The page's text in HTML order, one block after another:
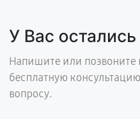
У Вас
Напишите или позвоните
бесплатную
вопросу.